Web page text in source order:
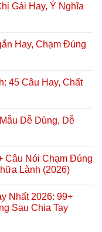
Gái Hay, Ý Nghĩa
Hay, Chạm Đúng
45 Câu Hay, Chất
Dễ Dùng, Dễ
Câu Nói Chạm Đúng
Lành (2026)
Nhất 2026: 99+
Sau Chia Tay